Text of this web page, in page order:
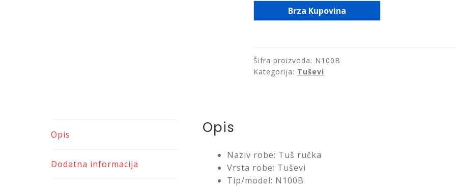
sa
AUTO
STOP
Brza Kupovina
Šifra proizvoda: N100B
Kategorija: Tuševi
Opis
Dodatna informacija
Opis
Naziv robe: Tuš ručka
Vrsta robe: Tuševi
Tip/model: N100B